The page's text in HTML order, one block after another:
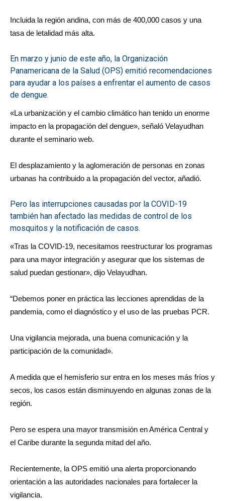
Incluida la región andina, con más de 400,000 casos y una
tasa de letalidad más alta.
En marzo y junio de este año, la Organización
Panamericana de la Salud (OPS) emitió recomendaciones
para ayudar a los países a enfrentar el aumento de casos
de dengue.
«La urbanización y el cambio climático han tenido un enorme
impacto en la propagación del dengue», señaló Velayudhan
durante el seminario web.
El desplazamiento y la aglomeración de personas en zonas
urbanas ha contribuido a la propagación del vector, añadió.
Pero las interrupciones causadas por la COVID-19
también han afectado las medidas de control de los
mosquitos y la notificación de casos.
«Tras la COVID-19, necesitamos reestructurar los programas
para una mayor integración y asegurar que los sistemas de
salud puedan gestionar», dijo Velayudhan.
“Debemos poner en práctica las lecciones aprendidas de la
pandemia, como el diagnóstico y el uso de las pruebas PCR.
Una vigilancia mejorada, una buena comunicación y la
participación de la comunidad».
A medida que el hemisferio sur entra en los meses más fríos y
secos, los casos están disminuyendo en algunas zonas de la
región.
Pero se espera una mayor transmisión en América Central y
el Caribe durante la segunda mitad del año.
Recientemente, la OPS emitió una alerta proporcionando
orientación a las autoridades nacionales para fortalecer la
vigilancia.